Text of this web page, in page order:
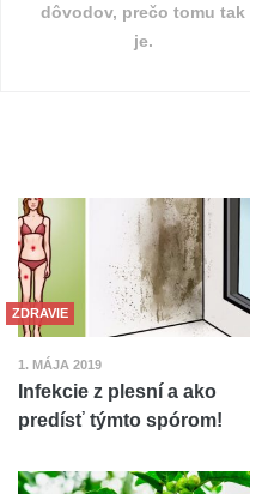
dôvodov, prečo tomu tak
je.
ZDRAVIE
1. MÁJA 2019
Infekcie z plesní a ako
predísť týmto spórom!